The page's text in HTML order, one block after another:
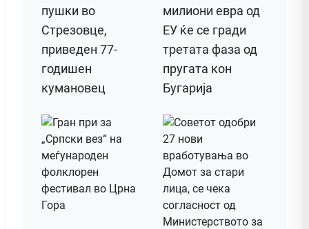
пушки во
Стрезовце,
приведен 77-
годишен
кумановец
милиони евра од
ЕУ ќе се гради
третата фаза од
пругата кон
Бугарија